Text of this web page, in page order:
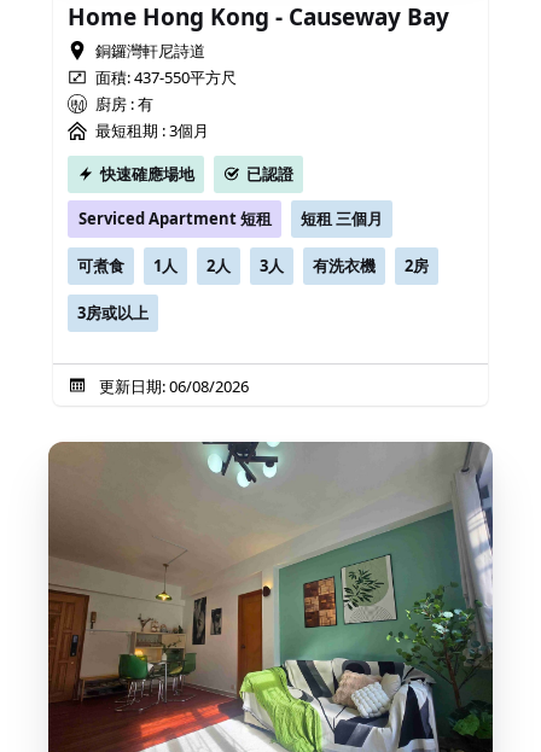
Home Hong Kong - Causeway Bay
銅鑼灣軒尼詩道
面積: 437-550平方尺
廚房 : 有
最短租期 :3個月
快速確應場地
已認證
Serviced Apartment 短租 短租 三個月
可煮食 1人 2人 3人 有洗衣機 2房
3房或以上
更新日期: 06/08/2026